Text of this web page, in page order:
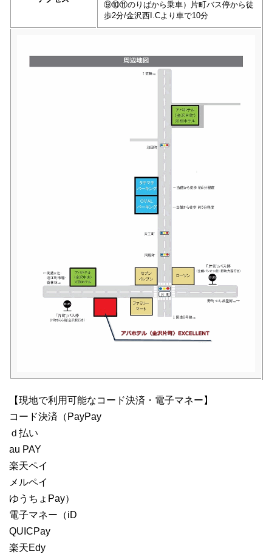
⑨⑩⑪のりばから乗車）片町バス停から徒
歩2分/金沢西I.Cより車で10分
【現地で利用可能なコード決済・電子マネー】
コード決済（PayPay
ｄ払い
au PAY
楽天ペイ
メルペイ
ゆうちょPay）
電子マネー（iD
QUICPay
楽天Edy